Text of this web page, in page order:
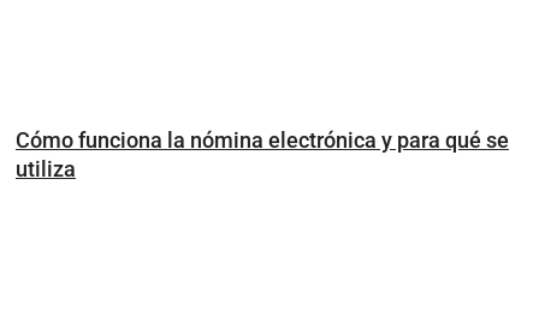
Cómo funciona la nómina electrónica y para qué se
utiliza